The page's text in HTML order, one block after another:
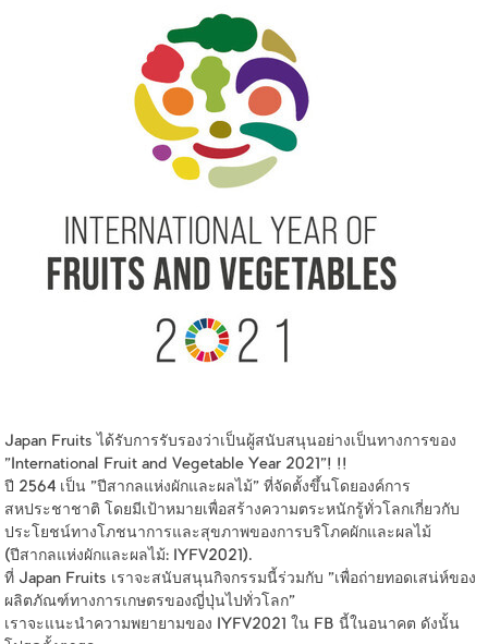
Japan Fruits ได้รับการรับรองว่าเป็นผู้สนับสนุนอย่างเป็นทางการของ
"International Fruit and Vegetable Year 2021"! !!
ปี 2564 เป็น "ปีสากลแห่งผักและผลไม้" ที่จัดตั้งขึ้นโดยองค์การ
สหประชาชาติ โดยมีเป้าหมายเพื่อสร้างความตระหนักรู้ทั่วโลกเกี่ยวกับ
ประโยชน์ทางโภชนาการและสุขภาพของการบริโภคผักและผลไม้
(ปีสากลแห่งผักและผลไม้: IYFV2021).
ที่ Japan Fruits เราจะสนับสนุนกิจกรรมนี้ร่วมกับ "เพื่อถ่ายทอดเสน่ห์ของ
ผลิตภัณฑ์ทางการเกษตรของญี่ปุ่นไปทั่วโลก"
เราจะแนะนำความพยายามของ IYFV2021 ใน FB นี้ในอนาคต ดังนั้น